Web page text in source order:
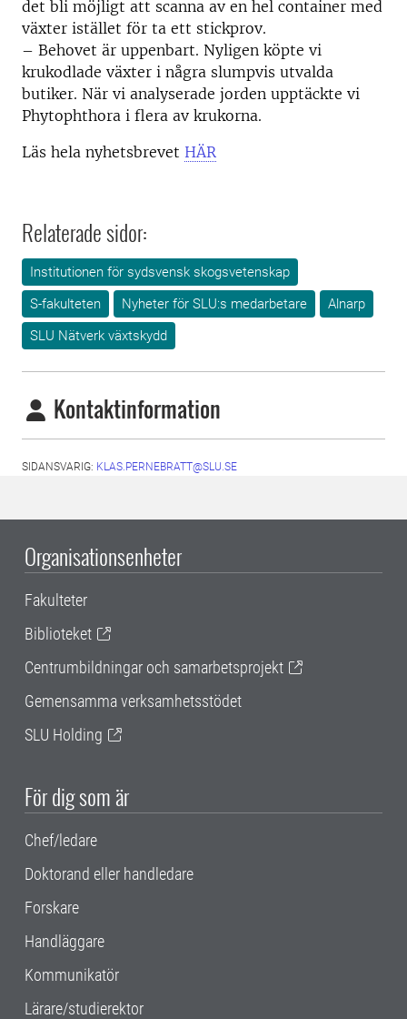
det bli möjligt att scanna av en hel container med
växter istället för ta ett stickprov.
– Behovet är uppenbart. Nyligen köpte vi
krukodlade växter i några slumpvis utvalda
butiker. När vi analyserade jorden upptäckte vi
Phytophthora i flera av krukorna.
Läs hela nyhetsbrevet HÄR
Relaterade sidor:
Institutionen för sydsvensk skogsvetenskap
S-fakulteten
Nyheter för SLU:s medarbetare
Alnarp
SLU Nätverk växtskydd
Kontaktinformation
SIDANSVARIG: KLAS.PERNEBRATT@SLU.SE
Organisationsenheter
Fakulteter
Biblioteket
Centrumbildningar och samarbetsprojekt
Gemensamma verksamhetsstödet
SLU Holding
För dig som är
Chef/ledare
Doktorand eller handledare
Forskare
Handläggare
Kommunikatör
Lärare/studierektor